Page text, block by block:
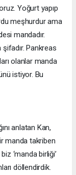
Yoğurt yapıp
meşhurdur ama
mandadır.
Pankreas
olanlar manda
istiyor. Bu
anlatan Kan,
manda takriben
‘manda birliği’
döllendirdik.